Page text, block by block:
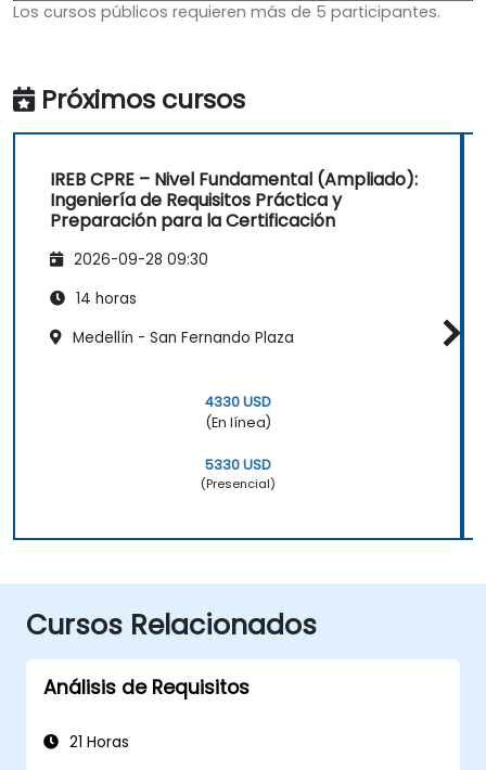
Los cursos públicos requieren más de 5 participantes.
Próximos cursos
IREB CPRE – Nivel Fundamental (Ampliado):
Ingeniería de Requisitos Práctica y
Preparación para la Certificación
2026-09-28 09:30
14 horas
Medellín - San Fernando Plaza
4330 USD
(En línea)
5330 USD
(Presencial)
Cursos Relacionados
Análisis de Requisitos
21 Horas